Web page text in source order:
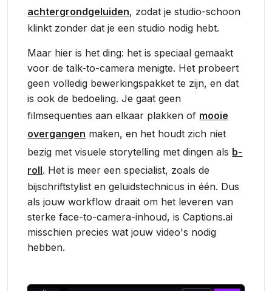
achtergrondgeluiden, zodat je studio-schoon
klinkt zonder dat je een studio nodig hebt.
Maar hier is het ding: het is speciaal gemaakt
voor de talk-to-camera menigte. Het probeert
geen volledig bewerkingspakket te zijn, en dat
is ook de bedoeling. Je gaat geen
filmsequenties aan elkaar plakken of mooie
overgangen maken, en het houdt zich niet
bezig met visuele storytelling met dingen als b-
roll. Het is meer een specialist, zoals de
bijschriftstylist en geluidstechnicus in één. Dus
als jouw workflow draait om het leveren van
sterke face-to-camera-inhoud, is Captions.ai
misschien precies wat jouw video's nodig
hebben.